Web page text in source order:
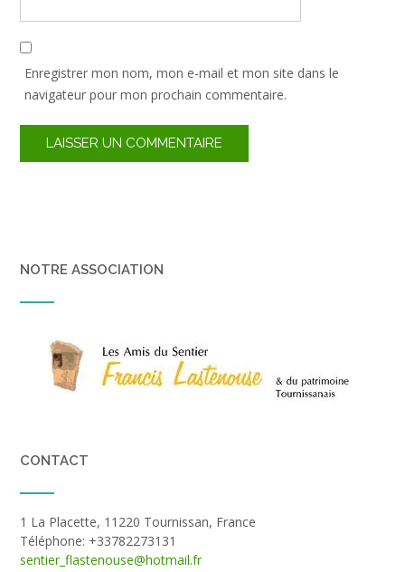
Enregistrer mon nom, mon e-mail et mon site dans le
navigateur pour mon prochain commentaire.
NOTRE ASSOCIATION
CONTACT
1 La Placette, 11220 Tournissan, France
Téléphone: +33782273131
sentier_flastenouse@hotmail.fr